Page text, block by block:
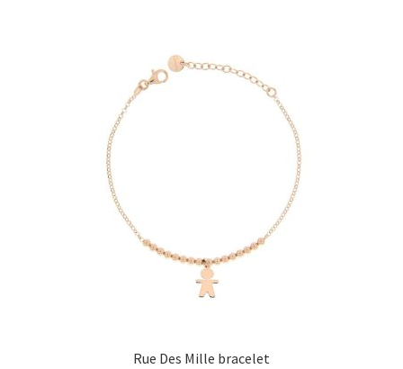
Rue Des Mille bracelet